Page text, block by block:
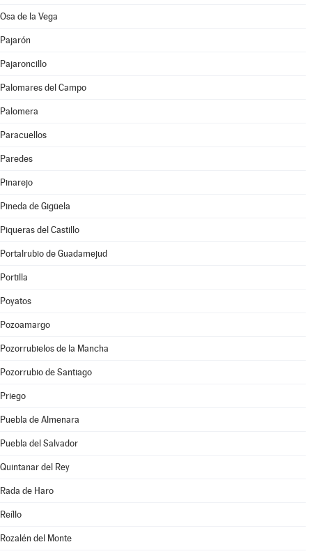
Osa de la Vega
Pajarón
Pajaroncillo
Palomares del Campo
Palomera
Paracuellos
Paredes
Pinarejo
Pineda de Gigüela
Piqueras del Castillo
Portalrubio de Guadamejud
Portilla
Poyatos
Pozoamargo
Pozorrubielos de la Mancha
Pozorrubio de Santiago
Priego
Puebla de Almenara
Puebla del Salvador
Quintanar del Rey
Rada de Haro
Reíllo
Rozalén del Monte